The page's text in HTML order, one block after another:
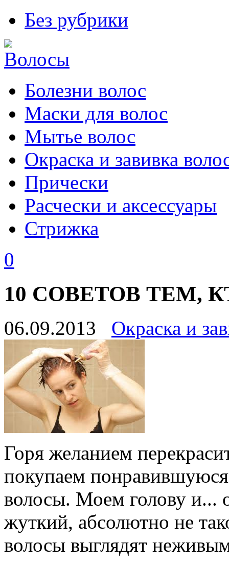
Без рубрики
Болезни волос
Маски для волос
Мытье волос
Окраска и завивка
Прически
Расчески и аксессуары
Стрижка
0
10 CОВЕТОВ ТЕМ,
06.09.2013 Окраска и
Горя желанием
покупаем
волосы. Моем голову и...
жуткий, абсолютно не
волосы выглядят